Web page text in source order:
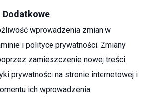
Dodatkowe
wprowadzenia zmian w
i polityce prywatności. Zmiany
zamieszczenie nowej treści
prywatności na stronie internetowej i
ich wprowadzenia.